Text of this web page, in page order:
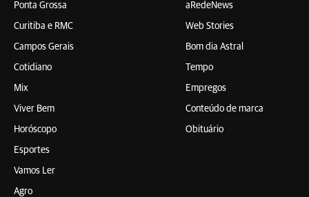
Ponta Grossa
Curitiba e RMC
Campos Gerais
Cotidiano
Mix
Viver Bem
Horóscopo
Esportes
Vamos Ler
Agro
aRedeNews
Web Stories
Bom dia Astral
Tempo
Empregos
Conteúdo de marca
Obituário